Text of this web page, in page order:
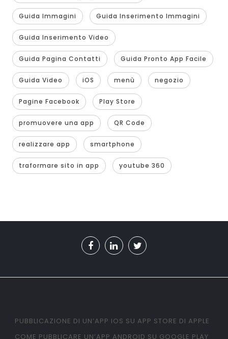
Guida Immagini Guida Inserimento Immagini
Guida Inserimento Video
Guida Pagina Contatti Guida Pronto App Facile
Guida Video iOS menù negozio
Pagine Facebook Play Store
promuovere una app QR Code
realizzare app smartphone
traformare sito in app youtube 360
PUBBLICAZIONE DI UN’APP IOS SU APP STORE DI APPLE
COME PUBBLICARE UN’APP ANDROID SU GOOGLE PLAY